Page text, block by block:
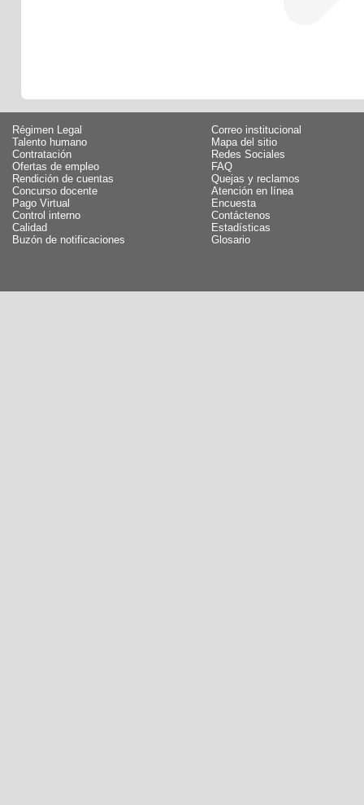
Régimen Legal
Talento humano
Contratación
Ofertas de empleo
Rendición de cuentas
Concurso docente
Pago Virtual
Control interno
Calidad
Buzón de notificaciones
Correo institucional
Mapa del sitio
Redes Sociales
FAQ
Quejas y reclamos
Atención en línea
Encuesta
Contáctenos
Estadísticas
Glosario